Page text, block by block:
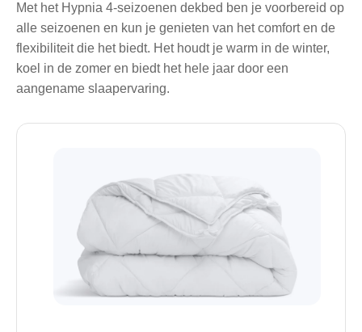
Met het Hypnia 4-seizoenen dekbed ben je voorbereid op
alle seizoenen en kun je genieten van het comfort en de
flexibiliteit die het biedt. Het houdt je warm in de winter,
koel in de zomer en biedt het hele jaar door een
aangename slaapervaring.